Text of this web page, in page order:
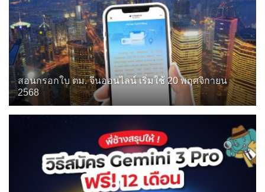
สอนกรอกใบ ตม. จีนออนไลน์ เริ่มใช้ 20 พฤศจิกายน
2568